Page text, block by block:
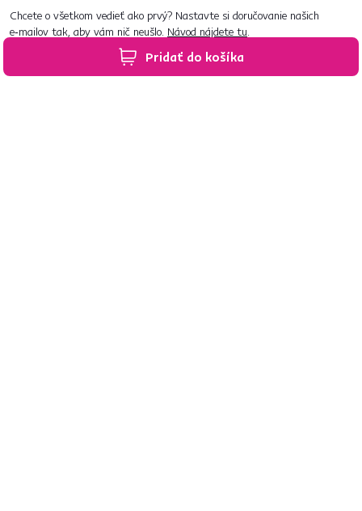
Pridať do košíka
Chcete o všetkom vedieť ako prvý? Nastavte si doručovanie našich
e‑mailov tak, aby vám nič neušlo. Návod nájdete tu.